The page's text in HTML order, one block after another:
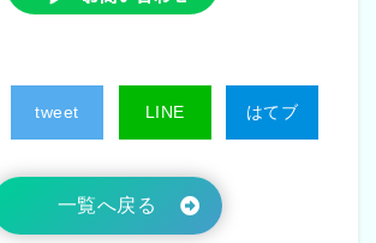
tweet LINE はてブ
一覧へ戻る